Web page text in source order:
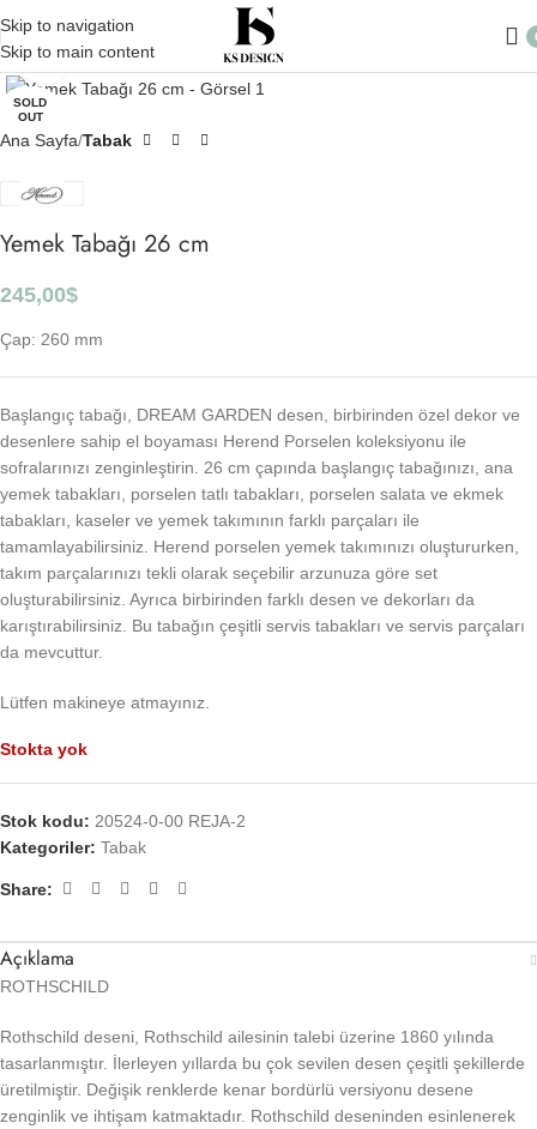
Skip to navigation
Skip to main content
SOLD
OUT
Click to enlarge
Ana Sayfa Tabak
Yemek Tabağı 26 cm
245,00$
Çap: 260 mm
Başlangıç tabağı, DREAM GARDEN desen, birbirinden özel dekor ve
desenlere sahip el boyaması Herend Porselen koleksiyonu ile
sofralarınızı zenginleştirin. 26 cm çapında başlangıç tabağınızı, ana
yemek tabakları, porselen tatlı tabakları, porselen salata ve ekmek
tabakları, kaseler ve yemek takımının farklı parçaları ile
tamamlayabilirsiniz. Herend porselen yemek takımınızı oluştururken,
takım parçalarınızı tekli olarak seçebilir arzunuza göre set
oluşturabilirsiniz. Ayrıca birbirinden farklı desen ve dekorları da
karıştırabilirsiniz. Bu tabağın çeşitli servis tabakları ve servis parçaları
da mevcuttur.
Lütfen makineye atmayınız.
Stokta yok
Stok kodu: 20524-0-00 REJA-2
Kategoriler: Tabak
Share:
Açıklama
ROTHSCHILD
Rothschild deseni, Rothschild ailesinin talebi üzerine 1860 yılında
tasarlanmıştır. İlerleyen yıllarda bu çok sevilen desen çeşitli şekillerde
üretilmiştir. Değişik renklerde kenar bordürlü versiyonu desene
zenginlik ve ihtişam katmaktadır. Rothschild deseninden esinlenerek